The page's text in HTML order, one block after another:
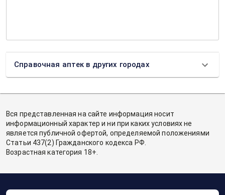
Справочная аптек в других городах
Вся представленная на сайте информация носит
информационный характер и ни при каких условиях не
является публичной офертой, определяемой положениями
Статьи 437(2) Гражданского кодекса РФ.
Возрастная категория 18+.